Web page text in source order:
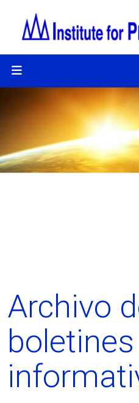
Archivo
boletines